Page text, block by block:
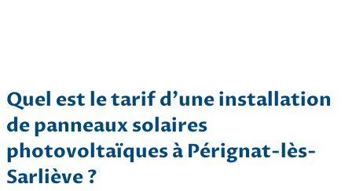
Quel est le tarif d’une installation
de panneaux solaires
photovoltaïques à Pérignat-lès-
Sarliève ?